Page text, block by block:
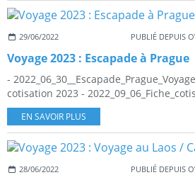
29/06/2022 PUBLIÉ DEPUIS
Voyage 2023 : Escapade à Prague
-
cotisation 2023 -
EN SAVOIR PLUS
28/06/2022 PUBLIÉ DEPUIS